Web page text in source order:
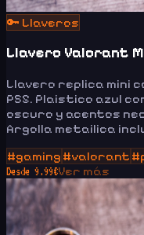
🔑 Llaveros
Llavero Valorant
Llavero replica mini
PS5. Plaistico azul
oscuro y acentos
Argolla metailica
#gaming #valorant #
Desde 9.99€Ver más